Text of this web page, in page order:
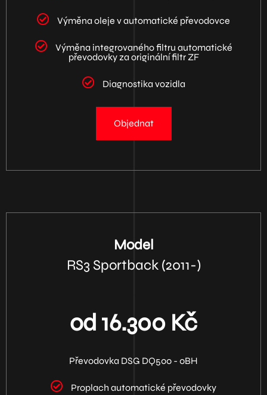
Výměna oleje v automatické převodovce
Výměna integrovaného filtru automatické
převodovky za originální filtr ZF
Diagnostika vozidla
Objednat
Model
RS3 Sportback (2011-)
od 16.300 Kč
Převodovka DSG DQ500 - 0BH
Proplach automatické převodovky